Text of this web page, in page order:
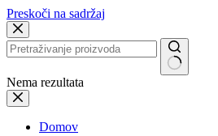
Preskoči na sadržaj
Nema rezultata
Domov